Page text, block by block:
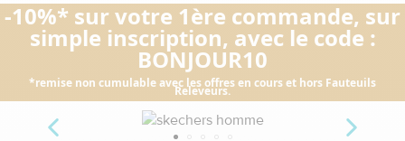
-10%* sur votre 1ère commande, sur
simple inscription, avec le code :
BONJOUR10
*remise non cumulable avec les offres en cours et hors Fauteuils
Releveurs.